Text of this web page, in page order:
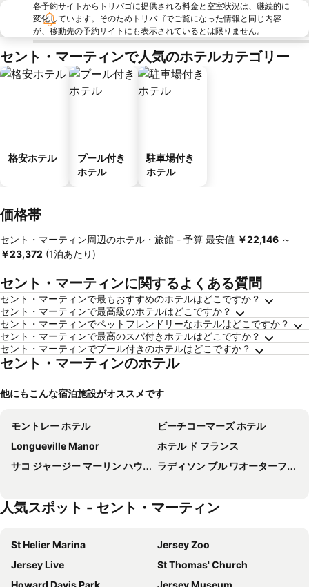
各予約サイトからトリバゴに提供される料金と空室状況は、継続的に
変化しています。そのためトリバゴでご覧になった情報と同じ内容
が、移動先の予約サイトにも表示されているとは限りません。
セント・マーティンで人気のホテルカテゴリー
格安ホテル
プール付き
ホテル
駐車場付き
ホテル
価格帯
セント・マーティン周辺のホテル・旅館 - 予算 最安値 ‎￥22,146 ～
‎￥23,372 (1泊あたり)
セント・マーティンに関するよくある質問
セント・マーティンで最もおすすめのホテルはどこですか？
セント・マーティンで最高級のホテルはどこですか？
セント・マーティンでペットフレンドリーなホテルはどこですか？
セント・マーティンで最高のスパ付きホテルはどこですか？
セント・マーティンでプール付きのホテルはどこですか？
セント・マーティンのホテル
他にもこんな宿泊施設がオススメです
モントレー ホテル
ビーチコーマーズ ホテル
Longueville Manor
ホテル ド フランス
サコ ジャージー マーリン ハウス
ラディソン ブル ワオーターフロント ホテル、ジャージー
人気スポット - セント・マーティン
St Helier Marina
Jersey Zoo
Jersey Live
St Thomas' Church
Howard Davis Park
Jersey Museum